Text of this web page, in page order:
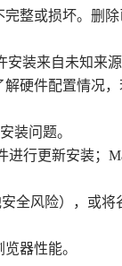
整或损坏。删
装来自未知来源
硬件配置情况
装问题。
行更新安装；
全风险），或将
器性能。